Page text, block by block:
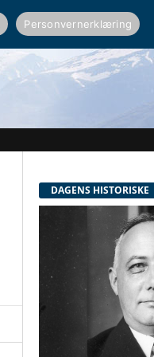
DAGENS HISTORISKE
Personvernerklæring